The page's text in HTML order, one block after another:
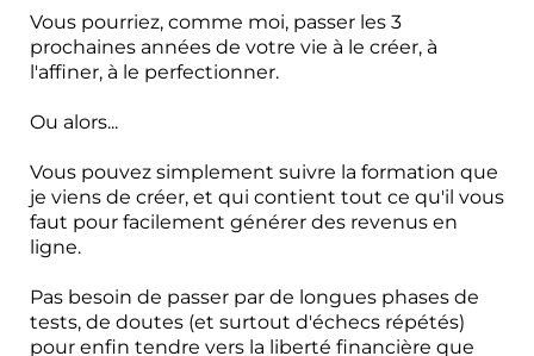
Vous pourriez, comme moi, passer les 3
prochaines années de votre vie à le créer, à
l'affiner, à le perfectionner.
Ou alors...
Vous pouvez simplement suivre la formation que
je viens de créer, et qui contient tout ce qu'il vous
faut pour facilement générer des revenus en
ligne.
Pas besoin de passer par de longues phases de
tests, de doutes (et surtout d'échecs répétés)
pour enfin tendre vers la liberté financière que